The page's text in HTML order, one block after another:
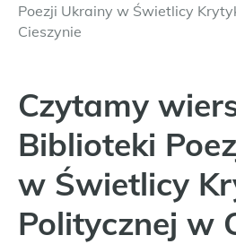
Poezji Ukrainy w Świetlicy
Cieszynie
Czytamy
Biblioteki
w Świetlicy
Politycznej w